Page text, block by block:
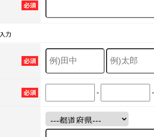
必須
力
必須
必須 - -